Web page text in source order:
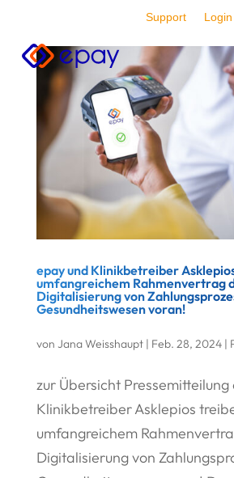
Support Login
epay und Klinikbetreiber
umfangreichem Rahmenvertrag
Digitalisierung von
Gesundheitswesen voran!
von Jana Weisshaupt| Feb. 28, 2024|
zur Übersicht
Klinikbetreiber Asklepios
umfangreichem
Digitalisierung von